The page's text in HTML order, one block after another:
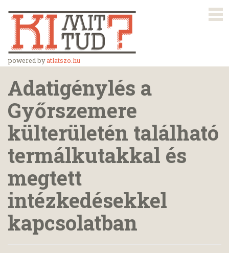
powered byatlatszo.hu
Adatigénylés a
Győrszemere
külterületén található
termálkutakkal és
megtett
intézkedésekkel
kapcsolatban